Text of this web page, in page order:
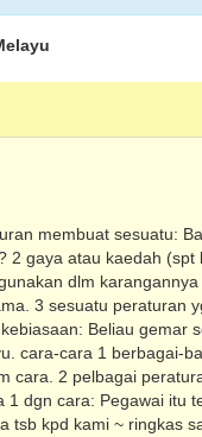
membuat sesuatu:
2 gaya atau kaedah (spt
dlm
3 sesuatu peraturan
Beliau gemar
cara-cara 1 berbagai-
cara. 2 pelbagai
1 dgn cara: Pegawai itu
tsb kpd kami ~ ringkas